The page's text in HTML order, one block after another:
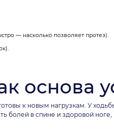
— насколько позволяет протез).
основа
к новым нагрузкам. У
в спине и здоровой ноге,